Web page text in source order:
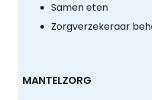
Samen eten
Zorgverzekeraar
MANTELZORG